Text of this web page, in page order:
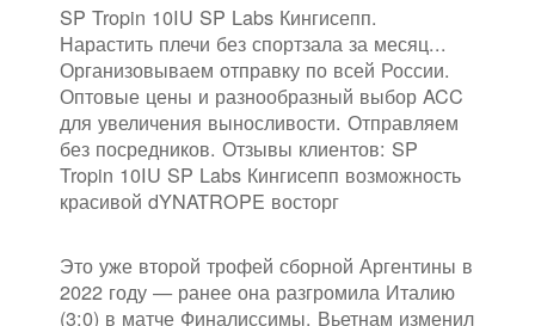
SP Tropin 10IU SP Labs Кингисепп.
Нарастить плечи без спортзала за месяц...
Организовываем отправку по всей России.
Оптовые цены и разнообразный выбор ACC
для увеличения выносливости. Отправляем
без посредников. Отзывы клиентов: SP
Tropin 10IU SP Labs Кингисепп возможность
красивой dYNATROPE восторг
Это уже второй трофей сборной Аргентины в
2022 году — ранее она разгромила Италию
(3:0) в матче Финалиссимы. Вьетнам изменил